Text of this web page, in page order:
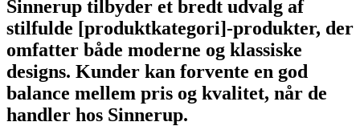
Sinnerup tilbyder et bredt udvalg af
stilfulde [produktkategori]-produkter, der
omfatter både moderne og klassiske
designs. Kunder kan forvente en god
balance mellem pris og kvalitet, når de
handler hos Sinnerup.